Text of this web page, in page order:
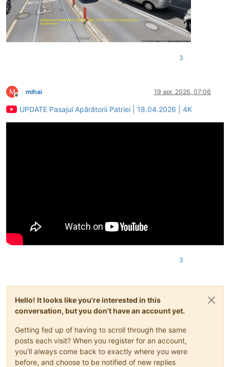
3
M
Deconectat
mihai 19 apr. 2026, 07:06
UPDATE Pasajul Apărătorii Patriei | 18.04.2026 | 4K
3
Hello! It looks like you're interested in this
conversation, but you don't have an account yet.
Getting fed up of having to scroll through the same
posts each visit? When you register for an account,
you'll always come back to exactly where you were
before, and choose to be notified of new replies